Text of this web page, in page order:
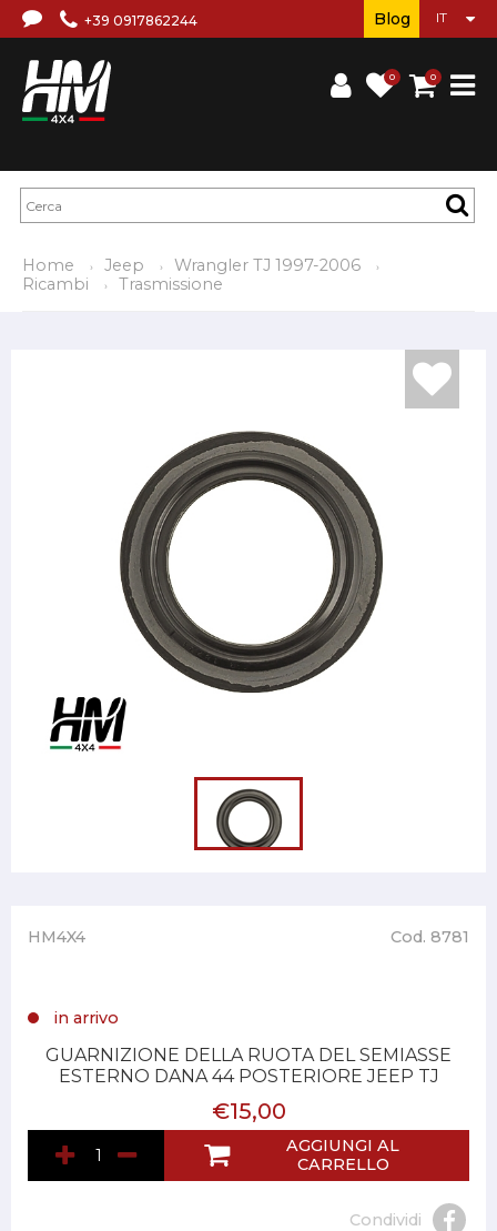
+39 0917862244
0 0
Blog
Home Jeep
Wrangler TJ 1997-2006
Ricambi
Trasmissione
HM4X4 Cod. 8781
in arrivo
GUARNIZIONE DELLA RUOTA DEL SEMIASSE
ESTERNO DANA 44 POSTERIORE JEEP TJ
€15,00
AGGIUNGI AL
CARRELLO
Condividi